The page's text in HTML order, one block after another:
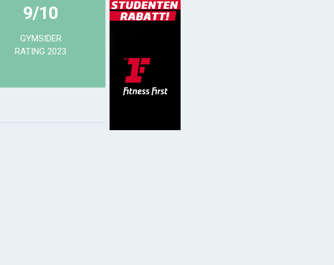
9/10
GYMSIDER
RATING 2023